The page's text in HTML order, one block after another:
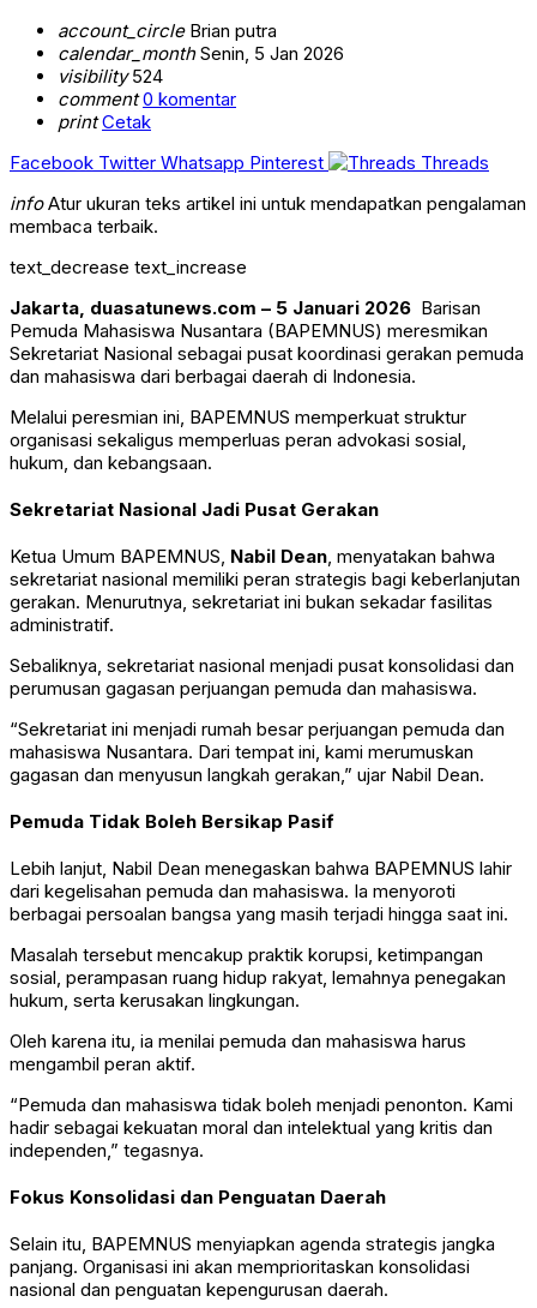
account_circleBrian putra
calendar_monthSenin, 5 Jan 2026
visibility524
comment 0 komentar
print Cetak
Facebook Twitter Whatsapp Pinterest
Threads
infoAtur ukuran teks artikel ini untuk mendapatkan pengalaman
membaca terbaik.
text_decrease text_increase
Jakarta, duasatunews.com – 5 Januari 2026 Barisan
Pemuda Mahasiswa Nusantara (BAPEMNUS) meresmikan
Sekretariat Nasional sebagai pusat koordinasi gerakan pemuda
dan mahasiswa dari berbagai daerah di Indonesia.
Melalui peresmian ini, BAPEMNUS memperkuat struktur
organisasi sekaligus memperluas peran advokasi sosial,
hukum, dan kebangsaan.
Sekretariat Nasional Jadi Pusat Gerakan
Ketua Umum BAPEMNUS, Nabil Dean, menyatakan bahwa
sekretariat nasional memiliki peran strategis bagi keberlanjutan
gerakan. Menurutnya, sekretariat ini bukan sekadar fasilitas
administratif.
Sebaliknya, sekretariat nasional menjadi pusat konsolidasi dan
perumusan gagasan perjuangan pemuda dan mahasiswa.
“Sekretariat ini menjadi rumah besar perjuangan pemuda dan
mahasiswa Nusantara. Dari tempat ini, kami merumuskan
gagasan dan menyusun langkah gerakan,” ujar Nabil Dean.
Pemuda Tidak Boleh Bersikap Pasif
Lebih lanjut, Nabil Dean menegaskan bahwa BAPEMNUS lahir
dari kegelisahan pemuda dan mahasiswa. Ia menyoroti
berbagai persoalan bangsa yang masih terjadi hingga saat ini.
Masalah tersebut mencakup praktik korupsi, ketimpangan
sosial, perampasan ruang hidup rakyat, lemahnya penegakan
hukum, serta kerusakan lingkungan.
Oleh karena itu, ia menilai pemuda dan mahasiswa harus
mengambil peran aktif.
“Pemuda dan mahasiswa tidak boleh menjadi penonton. Kami
hadir sebagai kekuatan moral dan intelektual yang kritis dan
independen,” tegasnya.
Fokus Konsolidasi dan Penguatan Daerah
Selain itu, BAPEMNUS menyiapkan agenda strategis jangka
panjang. Organisasi ini akan memprioritaskan konsolidasi
nasional dan penguatan kepengurusan daerah.